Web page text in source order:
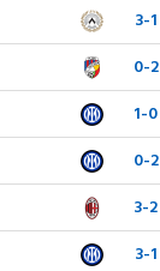
3-1
0-2
1-0
0-2
3-2
3-1